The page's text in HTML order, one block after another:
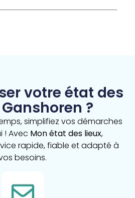
votre état des
?
simplifiez vos démarches
! Avec Mon état des lieux,
rapide, fiable et adapté à
besoins.